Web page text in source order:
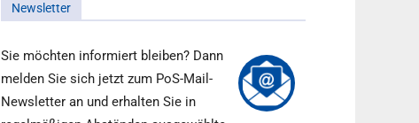
Newsletter
Sie möchten informiert bleiben? Dann
melden Sie sich jetzt zum PoS-Mail-
Newsletter an und erhalten Sie in